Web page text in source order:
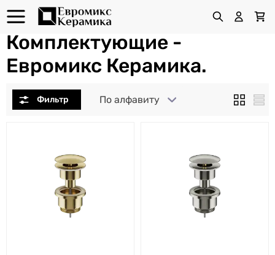
Комплектующие -
Евромикс Керамика.
По алфавиту